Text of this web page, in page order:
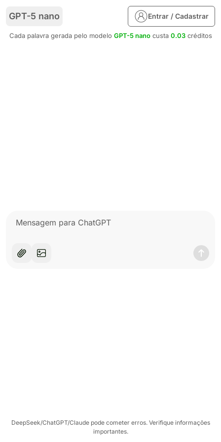
GPT-5 nano Entrar / Cadastrar
Cada palavra gerada pelo modelo GPT-5 nanocusta 0.03créditos
DeepSeek/ChatGPT/Claude pode cometer erros. Verifique informações
importantes.